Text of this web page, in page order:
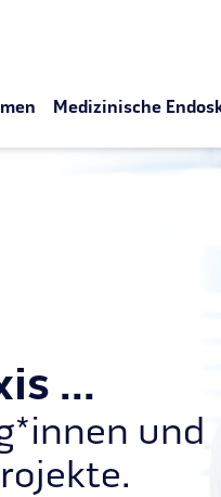
Medizinische
...
und